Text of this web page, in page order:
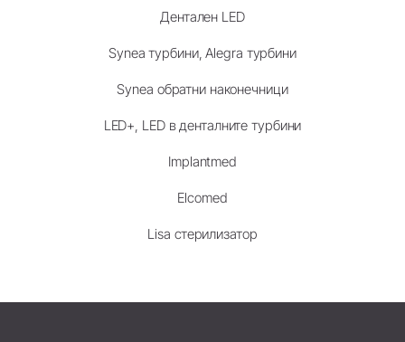
Дентален LED
Synea турбини, Alegra турбини
Synea обратни наконечници
LED+, LED в денталните турбини
Implantmed
Elcomed
Lisa стерилизатор